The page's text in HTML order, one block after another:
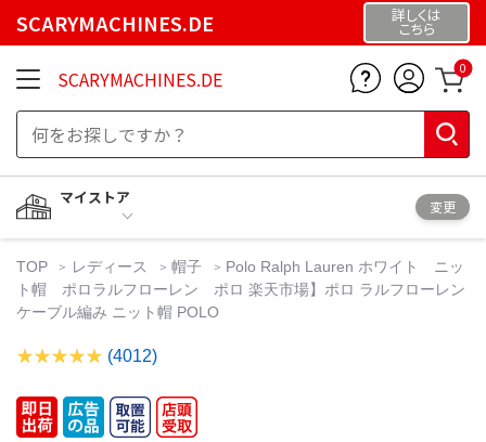
SCARYMACHINES.DE 詳しくは
こちら
SCARYMACHINES.DE 0
マイストア
変更
TOP レディース 帽子
Polo Ralph Lauren ホワイト ニッ
ト帽 ポロラルフローレン ポロ 楽天市場】ポロ ラルフローレン
ケーブル編み ニット帽 POLO
(4012)